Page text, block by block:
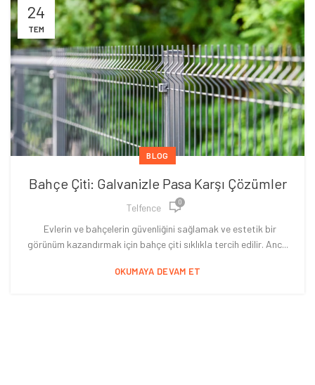
24
TEM
BLOG
Bahçe Çiti: Galvanizle Pasa Karşı Çözümler
Telfence 0
Evlerin ve bahçelerin güvenliğini sağlamak ve estetik bir
görünüm kazandırmak için bahçe çiti sıklıkla tercih edilir. Anc...
OKUMAYA DEVAM ET